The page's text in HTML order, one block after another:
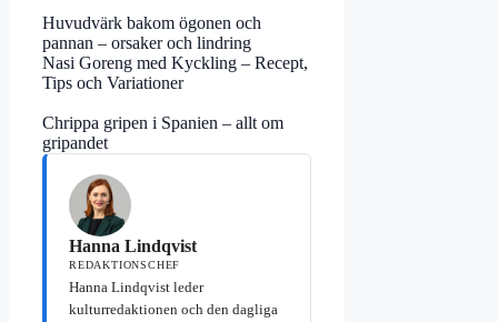
Huvudvärk bakom ögonen och
pannan – orsaker och lindring
Nasi Goreng med Kyckling – Recept,
Tips och Variationer
Chrippa gripen i Spanien – allt om
gripandet
Hanna Lindqvist
REDAKTIONSCHEF
Hanna Lindqvist leder
kulturredaktionen och den dagliga